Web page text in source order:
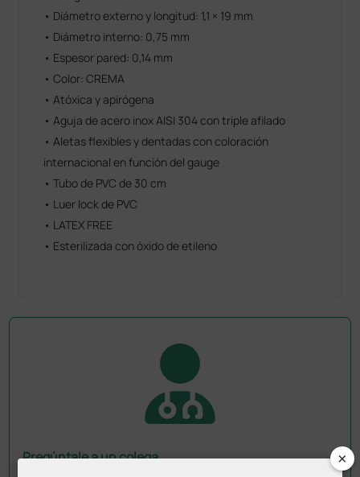
• Diámetro externo y longitud: 1,1 × 19 mm
• Diámetro interno: 0,75 mm
• Espesor pared: 0,14 mm
• Color: CREMA
• Atóxica y apirógena
• Aguja de acero inox AISI 304 con triple afilado
• Aletas flexibles y dentadas con coloración
internacional en función del gauge
• Tubo de PVC de 30 cm
• Luer lock de PVC
• LATEX FREE
• Esterilizada con óxido de etileno
Pregúntale a un colega
×